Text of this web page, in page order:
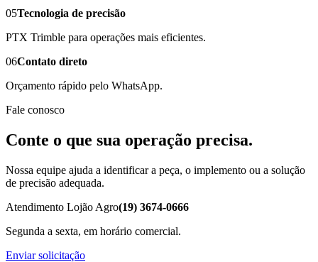
05Tecnologia de precisão
PTX Trimble para operações mais eficientes.
06Contato direto
Orçamento rápido pelo WhatsApp.
Fale conosco
Conte o que sua operação precisa.
Nossa equipe ajuda a identificar a peça, o implemento ou a solução
de precisão adequada.
Atendimento Lojão Agro(19) 3674-0666
Segunda a sexta, em horário comercial.
Enviar solicitação